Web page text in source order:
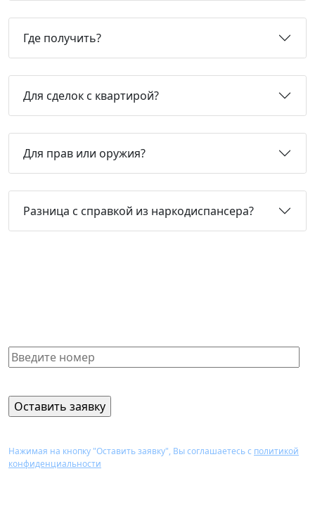
Где получить?
Для сделок с квартирой?
Для прав или оружия?
Разница с справкой из наркодиспансера?
Нажимая на кнопку "Оставить заявку", Вы соглашаетесь с политикой
конфиденциальности